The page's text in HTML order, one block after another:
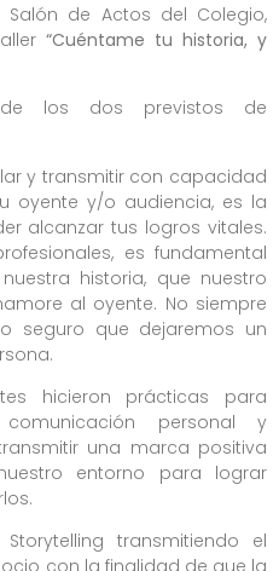
de Actos del Colegio,
“Cuéntame tu historia, y
los dos previstos de
y transmitir con capacidad
oyente y/o audiencia, es la
alcanzar tus logros vitales.
es fundamental
historia, que nuestro
al oyente. No siempre
seguro que dejaremos un
hicieron prácticas para
personal y
una marca positiva
entorno para lograr
transmitiendo el